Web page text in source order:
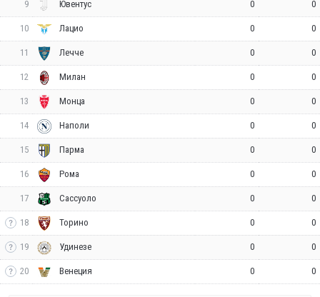
9 Ювентус 0 0
10 Лацио 0 0
11 Лечче 0 0
12 Милан 0 0
13 Монца 0 0
14 Наполи 0 0
15 Парма 0 0
16 Рома 0 0
17 Сассуоло 0 0
18 Торино 0 0
19 Удинезе 0 0
20 Венеция 0 0